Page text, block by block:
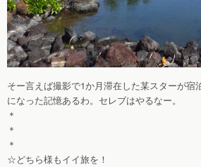
そー言えば撮影で1か月滞在した某スターが宿
になった記憶あるわ。セレブはやるなー。
＊
＊
＊
☆どちら様もイイ旅を！